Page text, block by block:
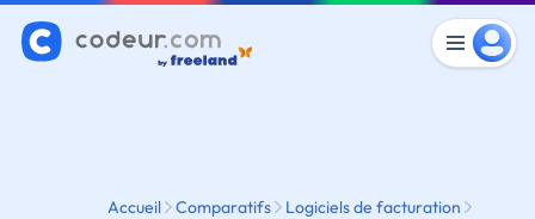
Accueil Comparatifs
Logiciels de facturation